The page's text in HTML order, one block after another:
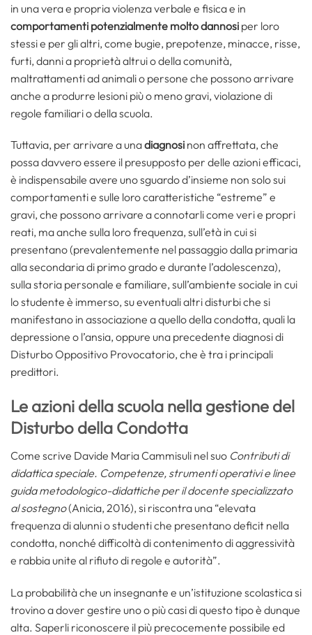
in una vera e propria violenza verbale e fisica e in
comportamenti potenzialmente molto dannosi per loro
stessi e per gli altri, come bugie, prepotenze, minacce, risse,
furti, danni a proprietà altrui o della comunità,
maltrattamenti ad animali o persone che possono arrivare
anche a produrre lesioni più o meno gravi, violazione di
regole familiari o della scuola.
Tuttavia, per arrivare a unadiagnosi non affrettata, che
possa davvero essere il presupposto per delle azioni efficaci,
è indispensabile avere uno sguardo d’insieme non solo sui
comportamenti e sulle loro caratteristiche “estreme” e
gravi, che possono arrivare a connotarli come veri e propri
reati, ma anche sulla loro frequenza, sull’età in cui si
presentano (prevalentemente nel passaggio dalla primaria
alla secondaria di primo grado e durante l’adolescenza),
sulla storia personale e familiare, sull’ambiente sociale in cui
lo studente è immerso, su eventuali altri disturbi che si
manifestano in associazione a quello della condotta, quali la
depressione o l’ansia, oppure una precedente diagnosi di
Disturbo Oppositivo Provocatorio, che è tra i principali
predittori.
Le azioni della scuola nella gestione del
Disturbo della Condotta
Come scrive Davide Maria Cammisuli nel suo Contributi di
didattica speciale. Competenze, strumenti operativi e linee
guida metodologico-didattiche per il docente specializzato
al sostegno(Anicia, 2016), si riscontra una “elevata
frequenza di alunni o studenti che presentano deficit nella
condotta, nonché difficoltà di contenimento di aggressività
e rabbia unite al rifiuto di regole e autorità”.
La probabilità che un insegnante e un’istituzione scolastica si
trovino a dover gestire uno o più casi di questo tipo è dunque
alta. Saperli riconoscere il più precocemente possibile ed